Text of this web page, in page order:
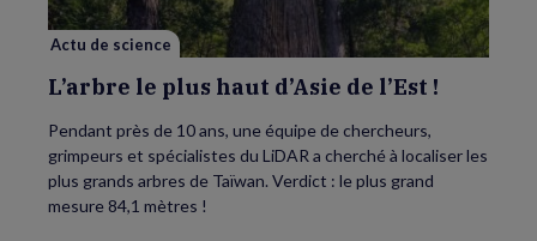
Actu de science
L’arbre le plus haut d’Asie de l’Est !
Pendant près de 10 ans, une équipe de chercheurs,
grimpeurs et spécialistes du LiDAR a cherché à localiser les
plus grands arbres de Taïwan. Verdict : le plus grand
mesure 84,1 mètres !